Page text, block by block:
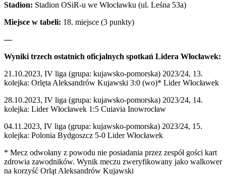
Stadion: Stadion OSiR-u we Włocławku (ul. Leśna 53a)
Miejsce w tabeli: 18. miejsce (3 punkty)
—
Wyniki trzech ostatnich oficjalnych spotkań Lidera Włocławek:
21.10.2023, IV liga (grupa: kujawsko-pomorska) 2023/24, 13.
kolejka: Orlęta Aleksandrów Kujawski 3:0 (wo)* Lider Włocławek
28.10.2023, IV liga (grupa: kujawsko-pomorska) 2023/24, 14.
kolejka: Lider Włocławek 1:5 Cuiavia Inowrocław
04.11.2023, IV liga (grupa: kujawsko-pomorska) 2023/24, 15.
kolejka: Polonia Bydgoszcz 5-0 Lider Włocławek
* Mecz odwołany z powodu nie posiadania przez zespół gości kart
zdrowia zawodników. Wynik meczu zweryfikowany jako walkower
na korzyść Orląt Aleksandrów Kujawski